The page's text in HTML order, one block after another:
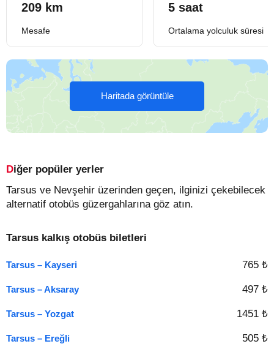
209 km
Mesafe
5 saat
Ortalama yolculuk süresi
Haritada görüntüle
Diğer popüler yerler
Tarsus ve Nevşehir üzerinden geçen, ilginizi çekebilecek
alternatif otobüs güzergahlarına göz atın.
Tarsus kalkış otobüs biletleri
Tarsus – Kayseri 765 ₺
Tarsus – Aksaray 497 ₺
Tarsus – Yozgat 1451 ₺
Tarsus – Ereğli 505 ₺